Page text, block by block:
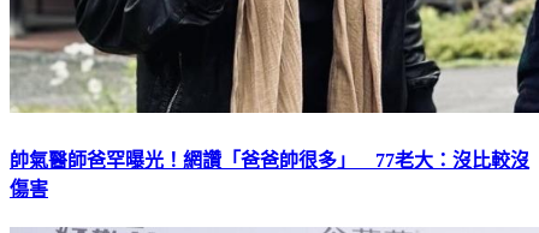
帥氣醫師爸罕曝光！網讚「爸爸帥很多」 77老大：沒比較沒
傷害